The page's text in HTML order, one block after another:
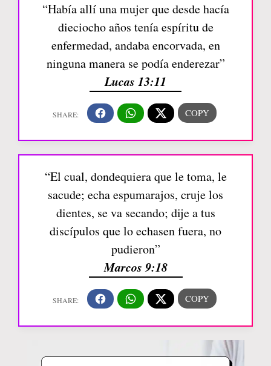
“Había allí una mujer que desde hacía
dieciocho años tenía espíritu de
enfermedad, andaba encorvada, en
ninguna manera se podía enderezar”
Lucas 13:11
“El cual, dondequiera que le toma, le
sacude; echa espumarajos, cruje los
dientes, se va secando; dije a tus
discípulos que lo echasen fuera, no
pudieron”
Marcos 9:18